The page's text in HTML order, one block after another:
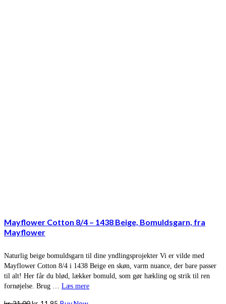
Mayflower Cotton 8/4 – 1438 Beige, Bomuldsgarn, fra
Mayflower
Naturlig beige bomuldsgarn til dine yndlingsprojekter Vi er vilde med
Mayflower Cotton 8/4 i 1438 Beige en skøn, varm nuance, der bare passer
til alt! Her får du blød, lækker bomuld, som gør hækling og strik til ren
fornøjelse. Brug … Læs mere